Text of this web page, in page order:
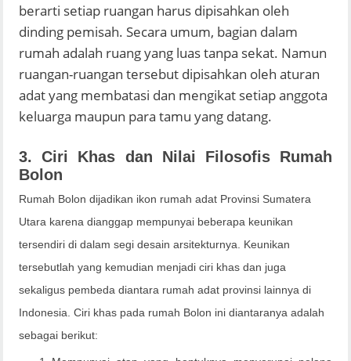
berarti setiap ruangan harus dipisahkan oleh
dinding pemisah. Secara umum, bagian dalam
rumah adalah ruang yang luas tanpa sekat. Namun
ruangan-ruangan tersebut dipisahkan oleh aturan
adat yang membatasi dan mengikat setiap anggota
keluarga maupun para tamu yang datang.
3. Ciri Khas dan Nilai Filosofis Rumah
Bolon
Rumah Bolon dijadikan ikon rumah adat Provinsi Sumatera
Utara karena dianggap mempunyai beberapa keunikan
tersendiri di dalam segi desain arsitekturnya. Keunikan
tersebutlah yang kemudian menjadi ciri khas dan juga
sekaligus pembeda diantara rumah adat provinsi lainnya di
Indonesia. Ciri khas pada rumah Bolon ini diantaranya adalah
sebagai berikut: